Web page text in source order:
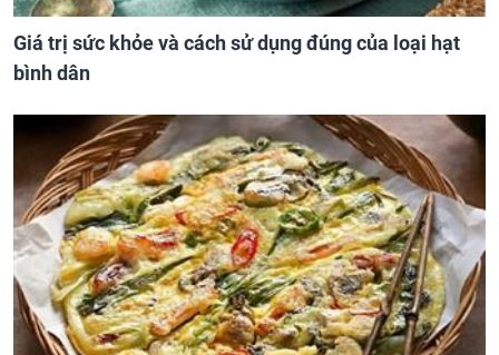
Giá trị sức khỏe và cách sử dụng đúng của loại hạt
bình dân